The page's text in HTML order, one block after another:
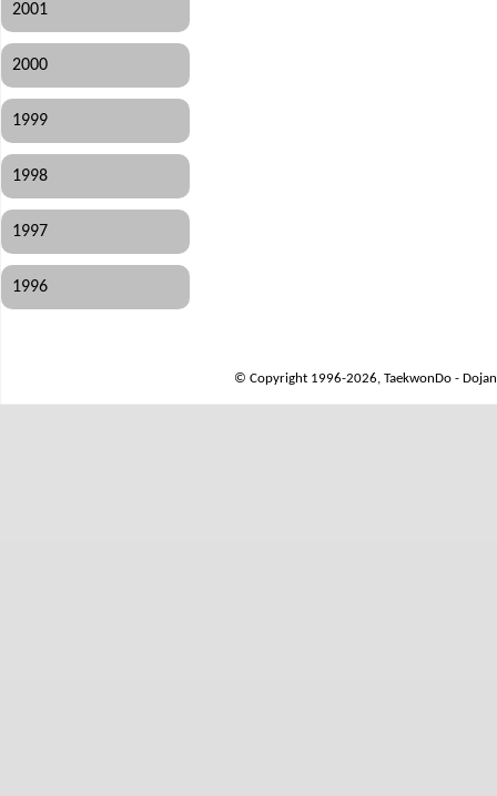
2001
2000
1999
1998
1997
1996
© Copyright 1996-2026, TaekwonDo -